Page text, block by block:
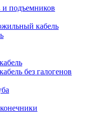
и подъемников
кабель
без галогенов